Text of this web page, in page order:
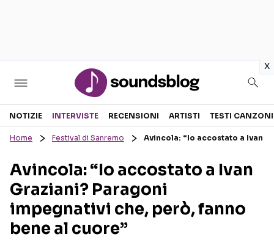
x
Sezioni
RECENSIONI MUSICALI
INTERVISTE
GOSSIP E CURIOSITÀ
TESTI CANZONI
TOUR ED EVENTI
TALENT SHOW
NOTIZIE INTERVISTE RECENSIONI ARTISTI TESTI CANZONI
Home Festival di Sanremo Avincola: “Io accostato a Ivan
Avincola: “Io accostato a Ivan
Graziani? Paragoni
impegnativi che, però, fanno
bene al cuore”